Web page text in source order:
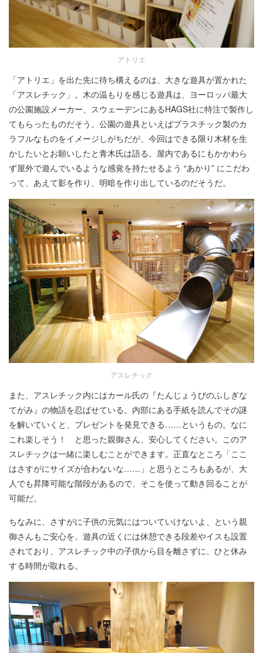
アトリエ
「アトリエ」を出た先に待ち構えるのは、大きな遊具が置かれた
「アスレチック」。木の温もりを感じる遊具は、ヨーロッパ最大
の公園施設メーカー、スウェーデンにあるHAGS社に特注で製作し
てもらったものだそう。公園の遊具といえばプラスチック製のカ
ラフルなものをイメージしがちだが、今回はできる限り木材を生
かしたいとお願いしたと青木氏は語る。屋内であるにもかかわら
ず屋外で遊んでいるような感覚を持たせるよう “あかり” にこだわ
って、あえて影を作り、明暗を作り出しているのだそうだ。
アスレチック
また、アスレチック内にはカール氏の『たんじょうびのふしぎな
てがみ』の物語を忍ばせている。内部にある手紙を読んでその謎
を解いていくと、プレゼントを発見できる……というもの。なに
これ楽しそう！ と思った親御さん、安心してください。このア
スレチックは一緒に楽しむことができます。正直なところ「ここ
はさすがにサイズが合わないな……」と思うところもあるが、大
人でも昇降可能な階段があるので、そこを使って動き回ることが
可能だ。
ちなみに、さすがに子供の元気にはついていけないよ、という親
御さんもご安心を。遊具の近くには休憩できる段差やイスも設置
されており、アスレチック中の子供から目を離さずに、ひと休み
する時間が取れる。